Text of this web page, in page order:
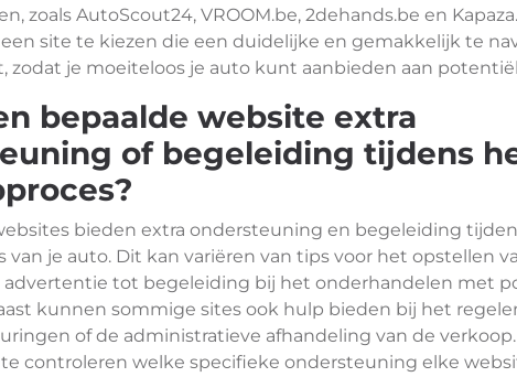
zoals AutoScout24, VROOM.be, 2dehands.be en
site te kiezen die een duidelijke en gemakkelijk te
zodat je moeiteloos je auto kunt aanbieden aan
bepaalde website extra
of begeleiding tijdens
bieden extra ondersteuning en begeleiding
van je auto. Dit kan variëren van tips voor het opstellen
advertentie tot begeleiding bij het onderhandelen met
kunnen sommige sites ook hulp bieden bij het
of de administratieve afhandeling van de
controleren welke specifieke ondersteuning elke